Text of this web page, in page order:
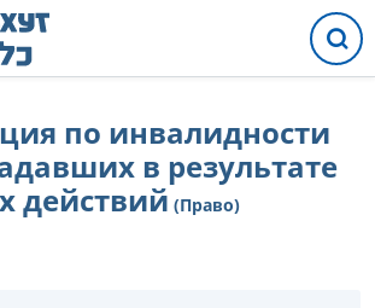
по инвалидности
в результате
действий (Право)